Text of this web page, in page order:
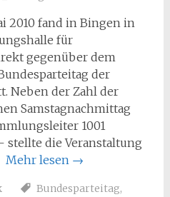
2010 fand in Bingen in
für
gegenüber dem
der
Neben der Zahl der
Samstagnachmittag
1001
stellte die Veranstaltung
Mehr lesen →
Bundesparteitag,